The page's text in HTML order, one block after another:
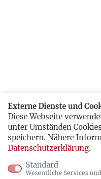
Externe Dienste und
Diese Webseite
unter Umständen
speichern. Nähere
Datenschutzerklärung.
Standard
Wesentliche Services